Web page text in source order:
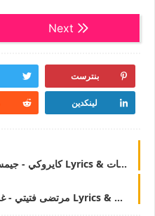
Next
بنترست
لينكدين
Cairokee - James Dean كايروكي - جيمس دين Lyrics & كلمات
Mortadha Ftiti - Ghriba / مرتضى فتيتي - غريبة Lyrics & كلمات | LyricsTN